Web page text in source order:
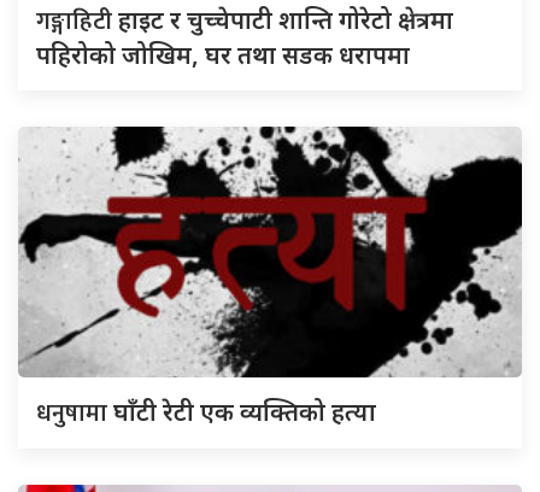
गङ्गाहिटीहाइट र चुच्चेपाटी शान्ति गोरेटो क्षेत्रमा
पहिरोको जोखिम, घर तथा सडक धरापमा
धनुषामाघाँटी रेटी एक व्यक्तिको हत्या